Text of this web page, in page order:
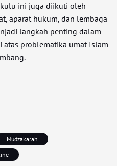
ini juga diikuti oleh
aparat hukum, dan lembaga
langkah penting dalam
atas problematika umat Islam
Mudzakarah